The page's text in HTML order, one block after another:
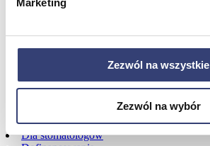
Zezwól na wszystkie
Zezwól na wybór
Aquatizer Testowy
Robotyka w rehabilitacji
Dla rehabilitacji
Dla stomatologów